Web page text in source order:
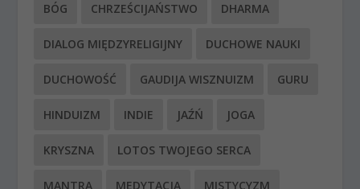
BÓG CHRZEŚCIJAŃSTWO DHARMA
DIALOG MIĘDZYRELIGIJNY DUCHOWE NAUKI
DUCHOWOŚĆ GAUDIJA WISZNUIZM GURU
HINDUIZM INDIE JAŹŃ JOGA
KRYSZNA LOTOS TWOJEGO SERCA
MANTRA MEDYTACJA MISTYCYZM